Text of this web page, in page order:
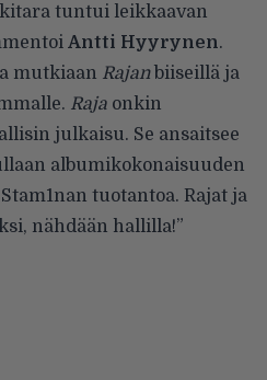
tuntui leikkaavan
Antti Hyyrynen.
mutkiaan Rajanbiiseillä ja
Raja onkin
julkaisu. Se ansaitsee
albumikokonaisuuden
tuotantoa. Rajat ja
nähdään hallilla!”